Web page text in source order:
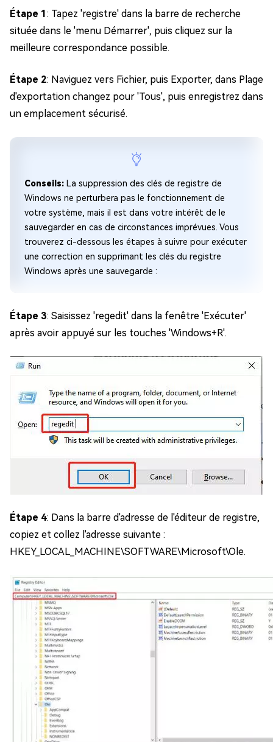
Étape 1 : Tapez 'registre' dans la barre de recherche
située dans le 'menu Démarrer', puis cliquez sur la
meilleure correspondance possible.
Étape 2: Naviguez vers Fichier, puis Exporter, dans Plage
d'exportation changez pour 'Tous', puis enregistrez dans
un emplacement sécurisé.
Conseils: La suppression des clés de registre de
Windows ne perturbera pas le fonctionnement de
votre système, mais il est dans votre intérêt de le
sauvegarder en cas de circonstances imprévues. Vous
trouverez ci-dessous les étapes à suivre pour exécuter
une correction en supprimant les clés du registre
Windows après une sauvegarde :
Étape 3: Saisissez 'regedit' dans la fenêtre 'Exécuter'
après avoir appuyé sur les touches 'Windows+R'.
Étape 4: Dans la barre d'adresse de l'éditeur de registre,
copiez et collez l'adresse suivante :
HKEY_LOCAL_MACHINE\SOFTWARE\Microsoft\Ole.